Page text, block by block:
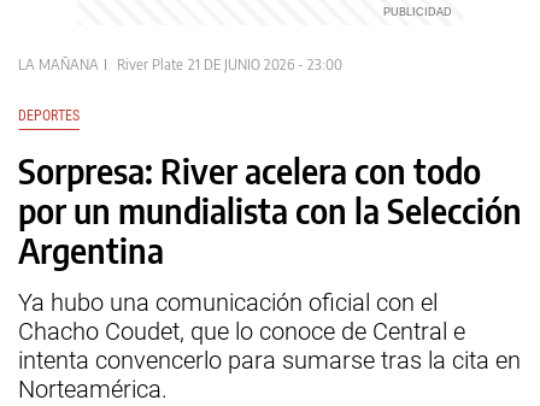
LA MAÑANA River Plate 21 DE JUNIO 2026 - 23:00
DEPORTES
Sorpresa: River acelera con todo
por un mundialista con la Selección
Argentina
Ya hubo una comunicación oficial con el
Chacho Coudet, que lo conoce de Central e
intenta convencerlo para sumarse tras la cita en
Norteamérica.